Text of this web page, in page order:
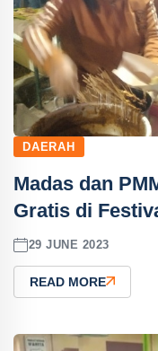
DAERAH
Madas dan
Gratis di
29 JUNE 2023
READ MORE